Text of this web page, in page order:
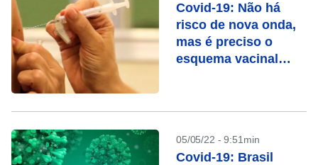
Covid-19: Não há
risco de nova onda,
mas é preciso o
esquema vacinal
05/05/22 - 9:51min
Covid-19: Brasil